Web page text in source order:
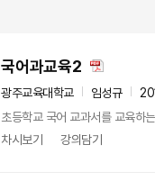
국어과교육2
광주교육대학교 임성규
초등학교 국어 교과서를 교육하
차시보기
강의담기